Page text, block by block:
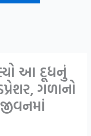
આ દૂધનું
ગળાનો